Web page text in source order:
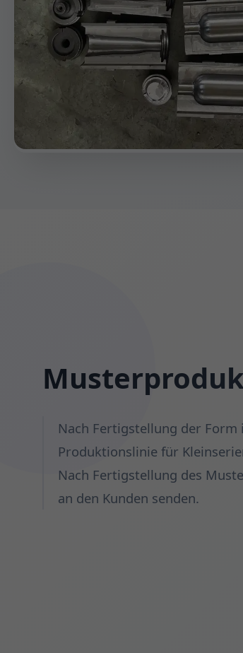
Nach Fertigstellung der
Produktionslinie für
Nach Fertigstellung des
an den Kunden senden.